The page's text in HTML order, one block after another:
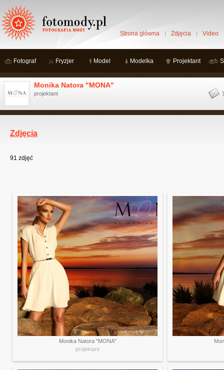
Strona główna Zdjęcia Video
Fotograf Fryzjer Model Modelka Projektant
Monika Natora "MONA"
projektant
Zdjęcia
91 zdjęć
Monika Natora "MONA"
projektant